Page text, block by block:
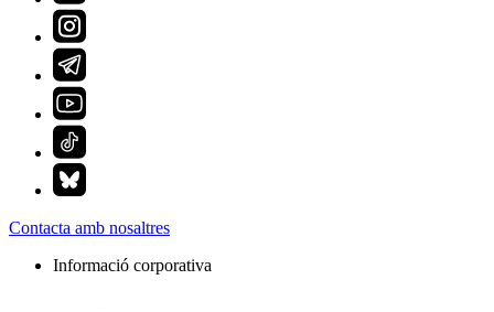
Contacta amb nosaltres
Informació corporativa